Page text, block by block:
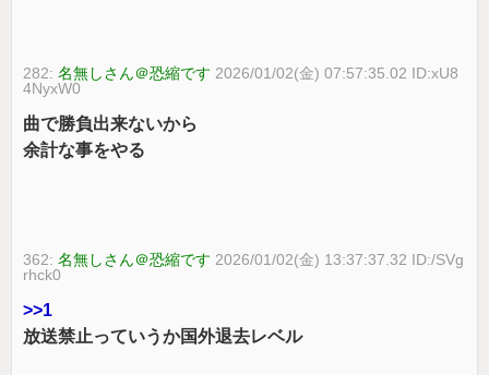
282:名無しさん＠恐縮です 2026/01/02(金) 07:57:35.02 ID:xU8
4NyxW0
曲で勝負出来ないから
余計な事をやる
362:名無しさん＠恐縮です 2026/01/02(金) 13:37:37.32 ID:/SVg
rhck0
>>1
放送禁止っていうか国外退去レベル